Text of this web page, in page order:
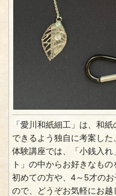
「愛川和紙細工」は、和
できるよう独自に考案した
体験講座では、「小銭入
ト」の中からお好きなもの
初めての方や、4～5才の
ので、どうぞお気軽にお越